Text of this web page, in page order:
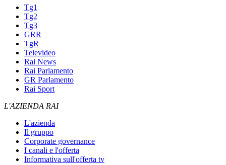
Tg1
Tg2
Tg3
GRR
TgR
Televideo
Rai News
Rai Parlamento
GR Parlamento
Rai Sport
L'AZIENDA RAI
L'azienda
Il gruppo
Corporate governance
I canali e l'offerta
Informativa sull'offerta tv